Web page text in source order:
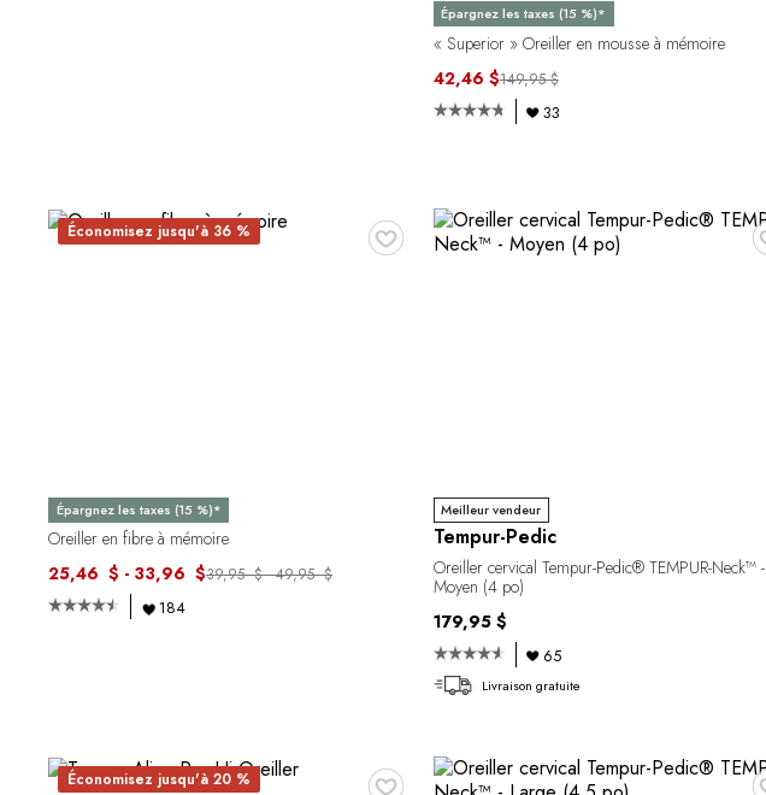
Épargnez les taxes (15 %)*
« Superior » Oreiller en mousse à mémoire
42,46 $149,95 $
33
♥
Économisez jusqu'à 36 %
Épargnez les taxes (15 %)*
Oreiller en fibre à mémoire
25,46 $ - 33,96 $39,95 $ - 49,95 $
184
Meilleur vendeur
Tempur-Pedic
Oreiller cervical Tempur-Pedic® TEMPUR-Neck™ -
Moyen (4 po)
179,95 $
65
Livraison gratuite
♥
Économisez jusqu'à 20 %